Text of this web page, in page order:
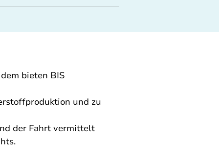
bieten BIS
und zu
der Fahrt vermittelt